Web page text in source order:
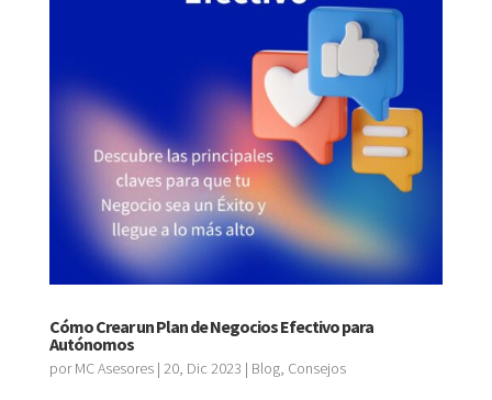
Cómo Crear un Plan de Negocios Efectivo para
Autónomos
porMC Asesores| 20, Dic 2023 | Blog, Consejos